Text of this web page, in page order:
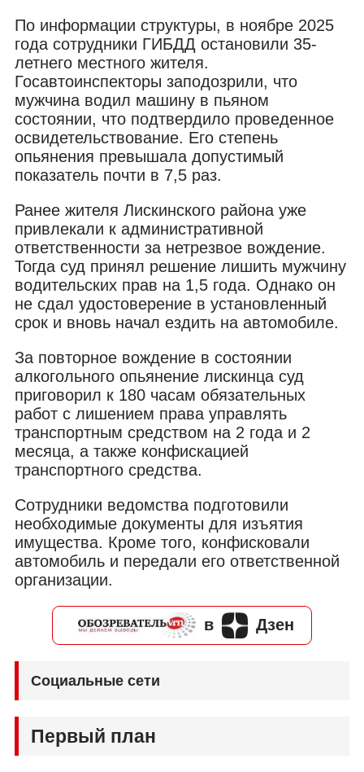
По информации структуры, в ноябре 2025
года сотрудники ГИБДД остановили 35-
летнего местного жителя.
Госавтоинспекторы заподозрили, что
мужчина водил машину в пьяном
состоянии, что подтвердило проведенное
освидетельствование. Его степень
опьянения превышала допустимый
показатель почти в 7,5 раз.
Ранее жителя Лискинского района уже
привлекали к административной
ответственности за нетрезвое вождение.
Тогда суд принял решение лишить мужчину
водительских прав на 1,5 года. Однако он
не сдал удостоверение в установленный
срок и вновь начал ездить на автомобиле.
За повторное вождение в состоянии
алкогольного опьянение лискинца суд
приговорил к 180 часам обязательных
работ с лишением права управлять
транспортным средством на 2 года и 2
месяца, а также конфискацией
транспортного средства.
Сотрудники ведомства подготовили
необходимые документы для изъятия
имущества. Кроме того, конфисковали
автомобиль и передали его ответственной
организации.
в Дзен
Социальные сети
Первый план